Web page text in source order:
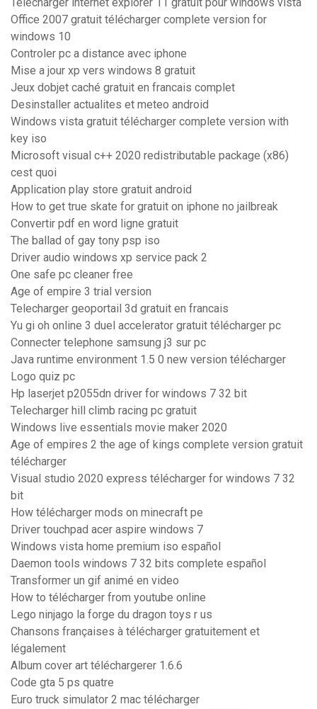
Telecharger internet explorer 11 gratuit pour windows vista
Office 2007 gratuit télécharger complete version for
windows 10
Controler pc a distance avec iphone
Mise a jour xp vers windows 8 gratuit
Jeux dobjet caché gratuit en francais complet
Desinstaller actualites et meteo android
Windows vista gratuit télécharger complete version with
key iso
Microsoft visual c++ 2020 redistributable package (x86)
cest quoi
Application play store gratuit android
How to get true skate for gratuit on iphone no jailbreak
Convertir pdf en word ligne gratuit
The ballad of gay tony psp iso
Driver audio windows xp service pack 2
One safe pc cleaner free
Age of empire 3 trial version
Telecharger geoportail 3d gratuit en francais
Yu gi oh online 3 duel accelerator gratuit télécharger pc
Connecter telephone samsung j3 sur pc
Java runtime environment 1.5 0 new version télécharger
Logo quiz pc
Hp laserjet p2055dn driver for windows 7 32 bit
Telecharger hill climb racing pc gratuit
Windows live essentials movie maker 2020
Age of empires 2 the age of kings complete version gratuit
télécharger
Visual studio 2020 express télécharger for windows 7 32
bit
How télécharger mods on minecraft pe
Driver touchpad acer aspire windows 7
Windows vista home premium iso español
Daemon tools windows 7 32 bits complete español
Transformer un gif animé en video
How to télécharger from youtube online
Lego ninjago la forge du dragon toys r us
Chansons françaises à télécharger gratuitement et
légalement
Album cover art téléchargerer 1.6.6
Code gta 5 ps quatre
Euro truck simulator 2 mac télécharger